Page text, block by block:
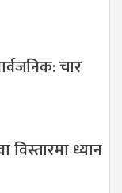
चार
ध्यान